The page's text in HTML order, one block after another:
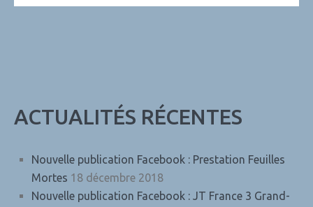
ACTUALITÉS RÉCENTES
Nouvelle publication Facebook : Prestation Feuilles
Mortes 18 décembre 2018
Nouvelle publication Facebook : JT France 3 Grand-